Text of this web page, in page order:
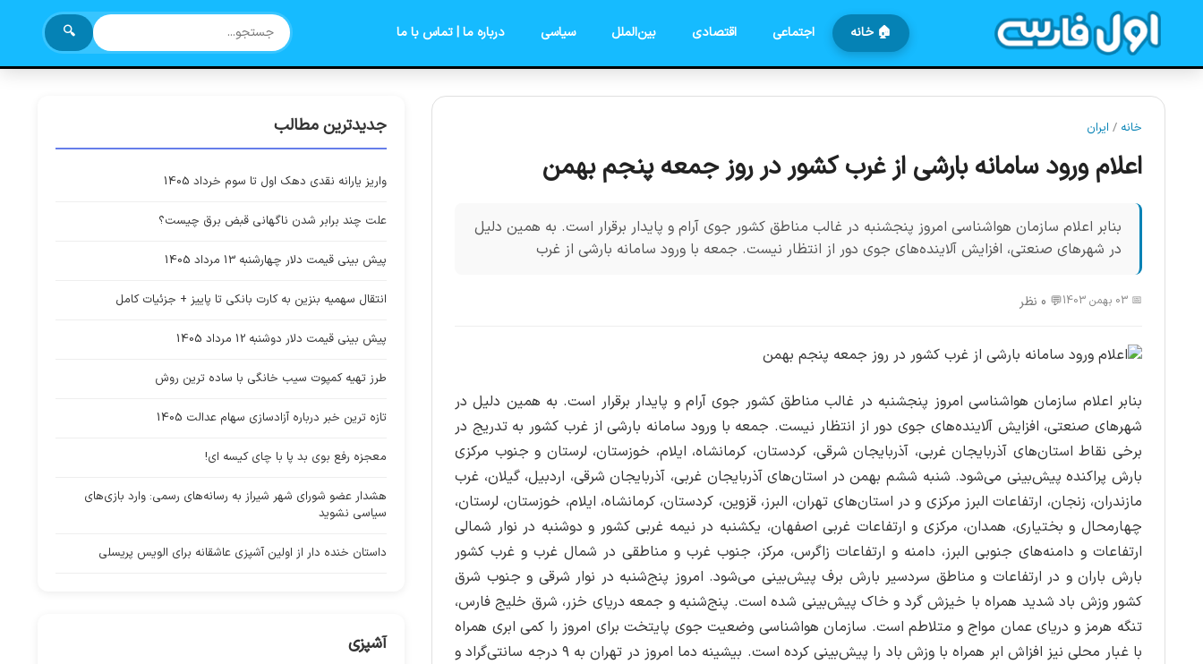
🏠 خانه اجتماعی اقتصادی بین‌الملل سیاسی درباره ما | تماس با ما 🔍
خانه / ایران
اعلام ورود سامانه بارشی از غرب کشور در روز جمعه پنجم بهمن
بنابر اعلام سازمان هواشناسی امروز پنجشنبه در غالب مناطق کشور جوی آرام و پایدار برقرار است. به همین دلیل
در شهر‌های صنعتی، افزایش آلاینده‌های جوی دور از انتظار نیست. جمعه با ورود سامانه بارشی از غرب
📅 03 بهمن 1403 💬 0 نظر
بنابر اعلام سازمان هواشناسی امروز پنجشنبه در غالب مناطق کشور جوی آرام و پایدار برقرار است. به همین دلیل در
شهر‌های صنعتی، افزایش آلاینده‌های جوی دور از انتظار نیست. جمعه با ورود سامانه بارشی از غرب کشور به تدریج در
برخی نقاط استان‌های آذربایجان غربی، آذربایجان شرقی، کردستان، کرمانشاه، ایلام، خوزستان، لرستان و جنوب مرکزی
بارش پراکنده پیش‌بینی می‌شود. شنبه ششم بهمن در استان‌های آذربایجان غربی، آذربایجان شرقی، اردبیل، گیلان، غرب
مازندران، زنجان، ارتفاعات البرز مرکزی و در استان‌های تهران، البرز، قزوین، کردستان، کرمانشاه، ایلام، خوزستان، لرستان،
چهارمحال و بختیاری، همدان، مرکزی و ارتفاعات غربی اصفهان، یکشنبه در نیمه غربی کشور و دوشنبه در نوار شمالی
ارتفاعات و دامنه‌های جنوبی البرز، دامنه و ارتفاعات زاگرس، مرکز، جنوب غرب و مناطقی در شمال غرب و غرب کشور
بارش باران و در ارتفاعات و مناطق سردسیر بارش برف پیش‌بینی می‌شود. امروز پنج‌شنبه در نوار شرقی و جنوب شرق
کشور وزش باد شدید همراه با خیزش گرد و خاک پیش‌بینی شده است. پنج‌شنبه و جمعه دریای خزر، شرق خلیج فارس،
تنگه هرمز و دریای عمان مواج و متلاطم است. سازمان هواشناسی وضعیت جوی پایتخت برای امروز را کمی ابری همراه
با غبار محلی نیز افزاش ابر همراه با وزش باد را پیش‌بینی کرده است. بیشینه دما امروز در تهران به ۹ درجه سانتی‌گراد و
جدیدترین مطالب
واریز یارانه نقدی دهک اول تا سوم خرداد 1405
علت چند برابر شدن ناگهانی قبض برق چیست؟
پیش بینی قیمت دلار چهارشنبه 13 مرداد 1405
انتقال سهمیه بنزین به کارت بانکی تا پاییز + جزئیات کامل
پیش بینی قیمت دلار دوشنبه 12 مرداد 1405
طرز تهیه کمپوت سیب خانگی با ساده ترین روش
تازه ترین خبر درباره آزادسازی سهام عدالت 1405
معجزه رفع بوی بد پا با چای کیسه ای!
هشدار عضو شورای شهر شیراز به رسانه‌های رسمی: وارد بازی‌های
سیاسی نشوید
داستان خنده دار از اولین آشپزی عاشقانه برای الویس پریسلی
آشپزی